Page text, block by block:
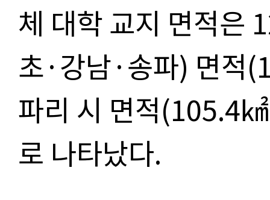
체 대학 교지 면적은
초·강남·송파) 면적
파리 시 면적(105.4
로 나타났다.